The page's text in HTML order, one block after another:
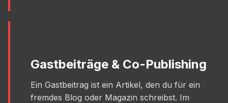
Gastbeiträge & Co-Publishing
Ein Gastbeitrag ist ein Artikel, den du für ein
fremdes Blog oder Magazin schreibst. Im